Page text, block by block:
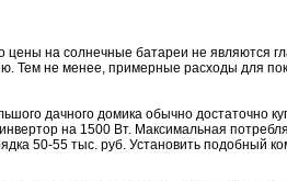
цены на солнечные батареи не являются
Тем не менее, примерные расходы для
дачного домика обычно достаточно
на 1500 Вт. Максимальная
50-55 тыс. руб. Установить подобный